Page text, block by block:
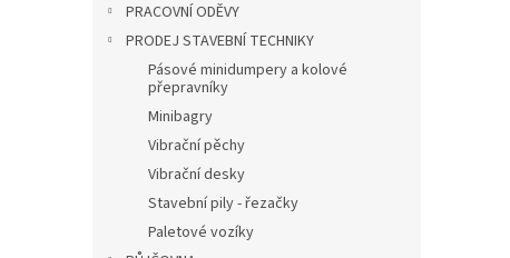
PRACOVNÍ ODĚVY
PRODEJ STAVEBNÍ TECHNIKY
Pásové minidumpery a kolové
přepravníky
Minibagry
Vibrační pěchy
Vibrační desky
Stavební pily - řezačky
Paletové vozíky